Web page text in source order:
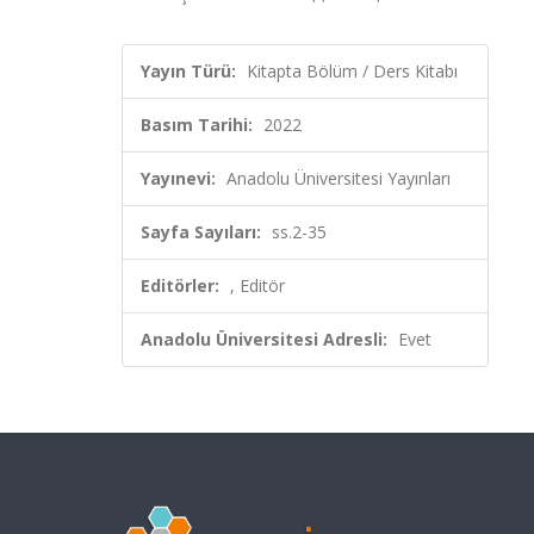
Yayın Türü: Kitapta Bölüm / Ders Kitabı
Basım Tarihi: 2022
Yayınevi: Anadolu Üniversitesi Yayınları
Sayfa Sayıları: ss.2-35
Editörler: , Editör
Anadolu Üniversitesi Adresli: Evet